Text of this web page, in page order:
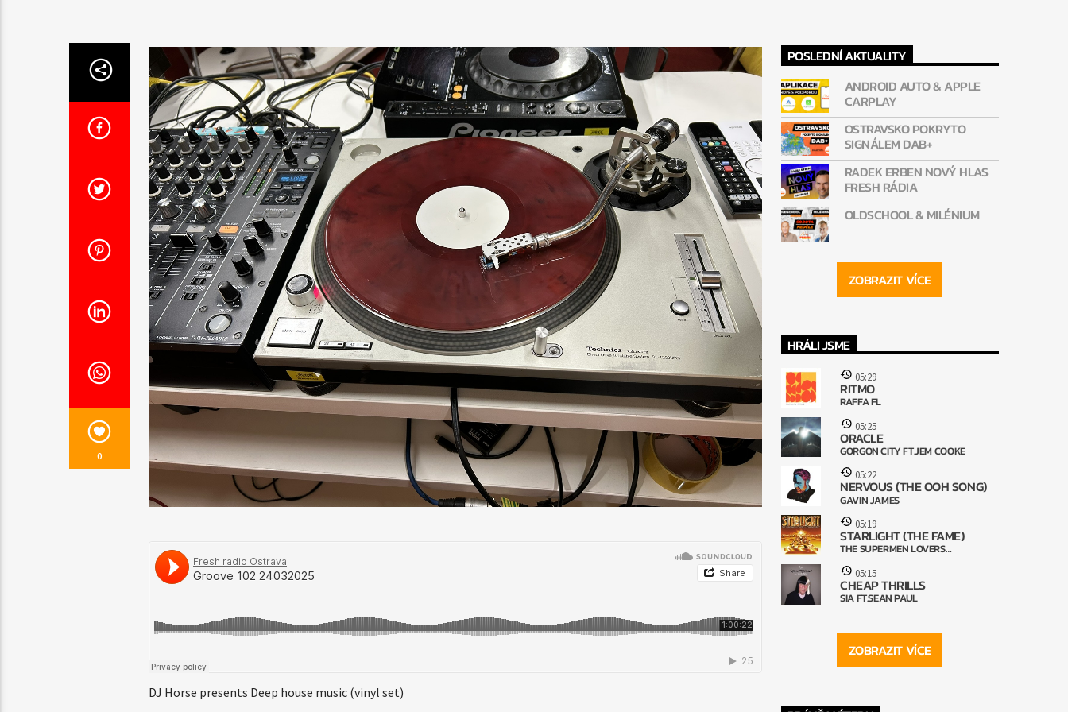
0
DJ Horse presents Deep house music (vinyl set)
POSLEDNÍ AKTUALITY
ANDROID AUTO & APPLE
CARPLAY
OSTRAVSKO POKRYTO
SIGNÁLEM DAB+
RADEK ERBEN NOVÝ HLAS
FRESH RÁDIA
OLDSCHOOL & MILÉNIUM
ZOBRAZIT VÍCE
HRÁLI JSME
05:29
RITMO
RAFFA FL
05:25
ORACLE
GORGON CITY FT.JEM COOKE
05:22
NERVOUS (THE OOH SONG)
GAVIN JAMES
05:19
STARLIGHT (THE FAME)
THE SUPERMEN LOVERS
FT.ONEREPUBLIC
05:15
CHEAP THRILLS
SIA FT.SEAN PAUL
ZOBRAZIT VÍCE